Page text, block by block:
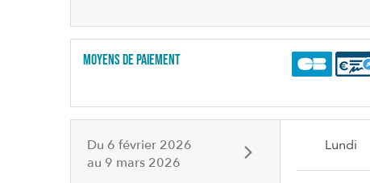
Moyens de paiement
Du 6 février 2026
au 9 mars 2026
Lundi